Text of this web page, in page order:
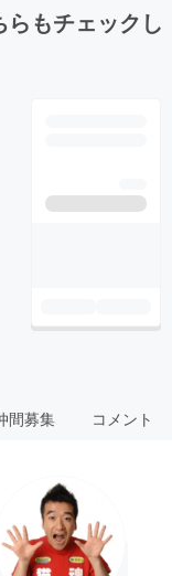
もチェックし
間募集 コメント